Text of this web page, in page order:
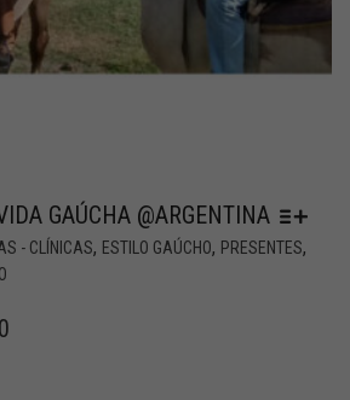
GAÚCHA @ARGENTINA
- CLÍNICAS, ESTILO GAÚCHO, PRESENTES,